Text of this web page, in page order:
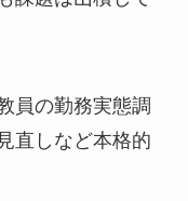
員の勤務実態調
直しなど本格的